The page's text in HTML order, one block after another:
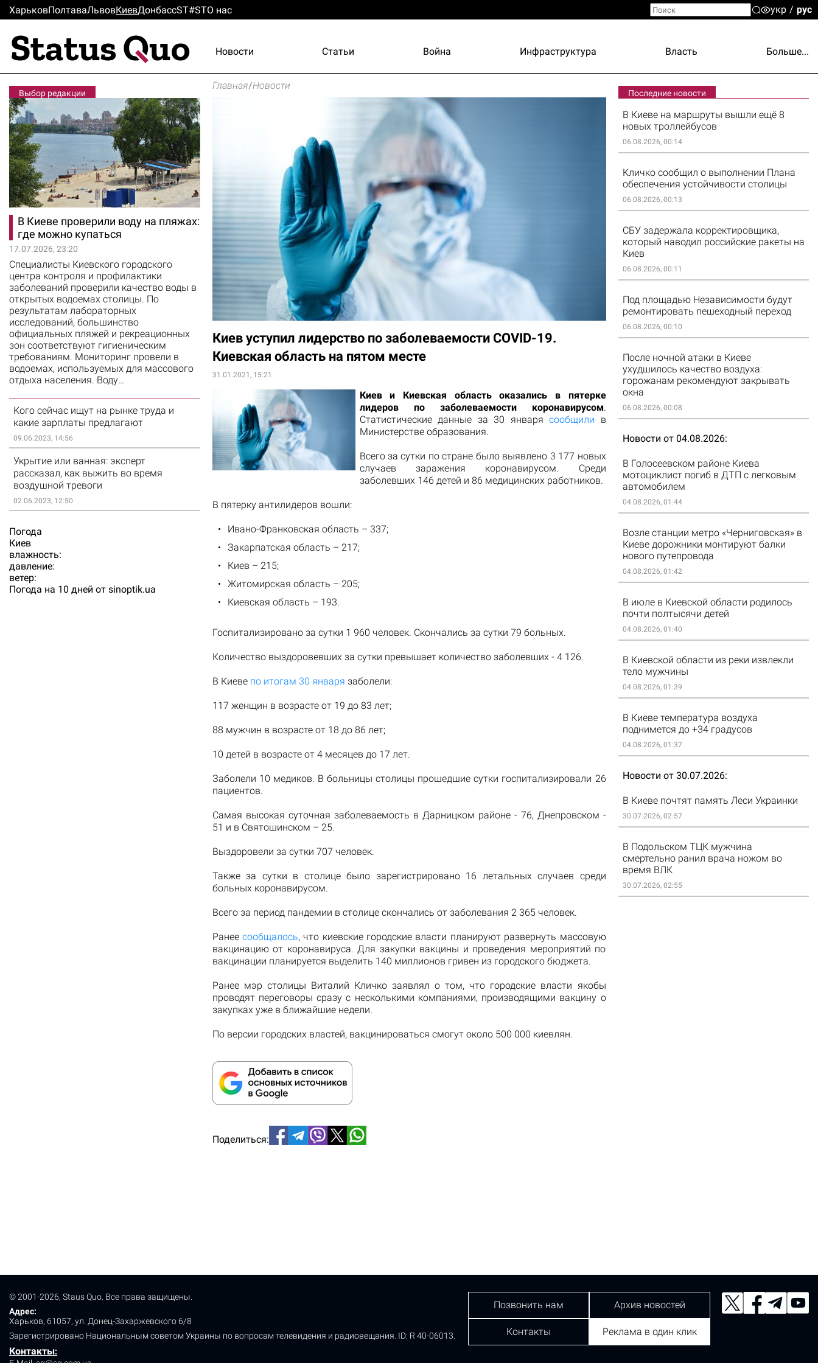
ХарьковПолтаваЛьвовКиевДонбассST#STО нас укр рус
Новости Статьи Война Инфраструктура Власть Больше...
Выбор редакции
В Киеве проверили воду на пляжах:
где можно купаться
17.07.2026, 23:20
Специалисты Киевского городского
центра контроля и профилактики
заболеваний проверили качество воды в
открытых водоемах столицы. По
результатам лабораторных
исследований, большинство
официальных пляжей и рекреационных
зон соответствуют гигиеническим
требованиям. Мониторинг провели в
водоемах, используемых для массового
отдыха населения. Воду…
Кого сейчас ищут на рынке труда и
какие зарплаты предлагают
09.06.2023, 14:56
Укрытие или ванная: эксперт
рассказал, как выжить во время
воздушной тревоги
02.06.2023, 12:50
Погода
Киев
влажность:
давление:
ветер:
Погода на 10 дней от sinoptik.ua
Главная/Новости
Киев уступил лидерство по заболеваемости COVID-19.
Киевская область на пятом месте
31.01.2021, 15:21
Киев и Киевская область оказались в пятерке
лидеров по заболеваемости коронавирусом.
Статистические данные за 30 января сообщили в
Министерстве образования.
Всего за сутки по стране было выявлено 3 177 новых
случаев заражения коронавирусом. Среди
заболевших 146 детей и 86 медицинских работников.
В пятерку антилидеров вошли:
Ивано-Франковская область – 337;
Закарпатская область – 217;
Киев – 215;
Житомирская область – 205;
Киевская область – 193.
Госпитализировано за сутки 1 960 человек. Скончались за сутки 79 больных.
Количество выздоровевших за сутки превышает количество заболевших - 4 126.
В Киеве по итогам 30 января заболели:
117 женщин в возрасте от 19 до 83 лет;
88 мужчин в возрасте от 18 до 86 лет;
10 детей в возрасте от 4 месяцев до 17 лет.
Заболели 10 медиков. В больницы столицы прошедшие сутки госпитализировали 26
пациентов.
Самая высокая суточная заболеваемость в Дарницком районе - 76, Днепровском -
51 и в Святошинском – 25.
Выздоровели за сутки 707 человек.
Также за сутки в столице было зарегистрировано 16 летальных случаев среди
больных коронавирусом.
Всего за период пандемии в столице скончались от заболевания 2 365 человек.
Ранее сообщалось, что киевские городские власти планируют развернуть массовую
вакцинацию от коронавируса. Для закупки вакцины и проведения мероприятий по
вакцинации планируется выделить 140 миллионов гривен из городского бюджета.
Ранее мэр столицы Виталий Кличко заявлял о том, что городские власти якобы
проводят переговоры сразу с несколькими компаниями, производящими вакцину о
закупках уже в ближайшие недели.
По версии городских властей, вакцинироваться смогут около 500 000 киевлян.
Поделиться:
Последние новости
В Киеве на маршруты вышли ещё 8
новых троллейбусов
06.08.2026, 00:14
Кличко сообщил о выполнении Плана
обеспечения устойчивости столицы
06.08.2026, 00:13
СБУ задержала корректировщика,
который наводил российские ракеты на
Киев
06.08.2026, 00:11
Под площадью Независимости будут
ремонтировать пешеходный переход
06.08.2026, 00:10
После ночной атаки в Киеве
ухудшилось качество воздуха:
горожанам рекомендуют закрывать
окна
06.08.2026, 00:08
Новости от 04.08.2026
В Голосеевском районе Киева
мотоциклист погиб в ДТП с легковым
автомобилем
04.08.2026, 01:44
Возле станции метро «Черниговская» в
Киеве дорожники монтируют балки
нового путепровода
04.08.2026, 01:42
В июле в Киевской области родилось
почти полтысячи детей
04.08.2026, 01:40
В Киевской области из реки извлекли
тело мужчины
04.08.2026, 01:39
В Киеве температура воздуха
поднимется до +34 градусов
04.08.2026, 01:37
Новости от 30.07.2026
В Киеве почтят память Леси Украинки
30.07.2026, 02:57
В Подольском ТЦК мужчина
смертельно ранил врача ножом во
время ВЛК
30.07.2026, 02:55
© 2001-2026, Staus Quo. Все права защищены.
Адрес:
Харьков, 61057, ул. Донец-Захаржевского 6/8
Зарегистрировано Национальным советом Украины по вопросам телевидения и радиовещания. ID: R 40-06013.
Контакты:
Позвонить нам Архив новостей
Контакты Реклама в один клик